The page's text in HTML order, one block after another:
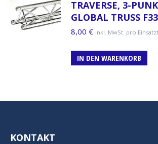
TRAVERSE, 3-
GLOBAL TRUSS
8,00 € inkl. MwSt. pro
IN DEN WARENKORB
KONTAKT